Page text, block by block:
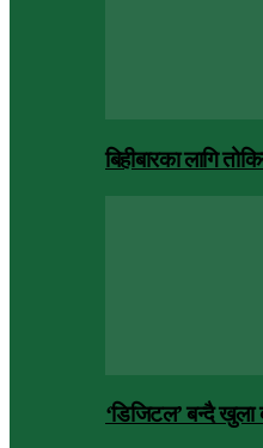
बिहीबारका लागि
‘डिजिटल’ बन्दै खुला